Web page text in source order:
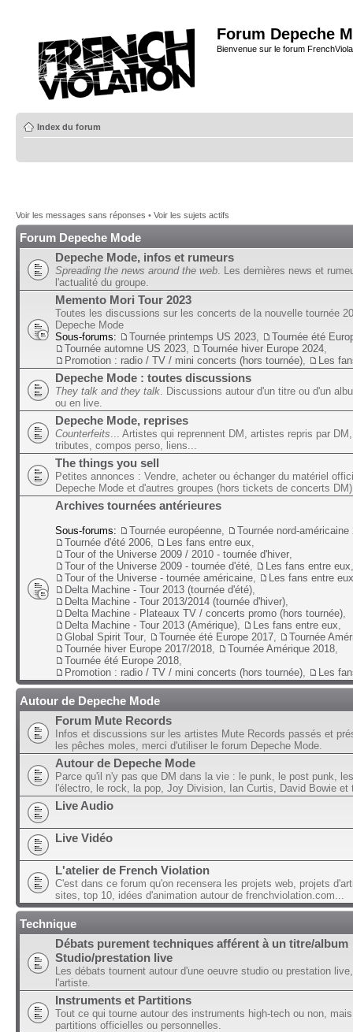
Forum Depeche
Bienvenue sur le forum
Index du forum
Voir les messages sans réponses • Voir les sujets actifs
Forum Depeche Mode
Depeche Mode, infos et rumeurs
Spreading the news around the web . Les dernières news et
l'actualité du groupe.
Memento Mori Tour 2023
Toutes les discussions sur les concerts de la nouvelle tournée
Depeche Mode
Sous-forums:
Tournée printemps US 2023
Tournée été
Tournée automne US 2023
Tournée hiver Europe 2024
Promotion : radio / TV / mini concerts (hors tournée)
Les
Depeche Mode : toutes discussions
They talk and they talk . Discussions autour d'un titre ou d'un
ou en live.
Depeche Mode, reprises
Counterfeits ... Artistes qui reprennent DM, artistes repris par
tributes, compos perso, liens...
The things you sell
Petites annonces : Vendre, acheter ou échanger du matériel
Depeche Mode et d'autres groupes (hors tickets de concerts DM)
Archives tournées antérieures
Sous-forums: Tournée européenne
Tournée nord-américaine
Tournée d'été 2006
Les fans entre eux
Tour of the Universe 2009 / 2010 - tournée d'hiver
Tour of the Universe 2009 - tournée d'été
Les fans entre eux
Tour of the Universe - tournée américaine
Les fans entre eux
Delta Machine - Tour 2013 (tournée d'été)
Delta Machine - Tour 2013/2014 (tournée d'hiver)
Delta Machine - Plateaux TV / concerts promo (hors tournée)
Delta Machine - Tour 2013 (Amérique)
Les fans entre eux
Global Spirit Tour
Tournée été Europe 2017
Tournée
Tournée hiver Europe 2017/2018
Tournée Amérique 2018
Tournée été Europe 2018
Promotion : radio / TV / mini concerts (hors tournée)
Les
Autour de Depeche Mode
Forum Mute Records
Infos et discussions sur les artistes Mute Records passés et
les pêches moles, merci d'utiliser le forum Depeche Mode.
Autour de Depeche Mode
Parce qu'il n'y pas que DM dans la vie : le punk, le post punk,
l'électro, le rock, la pop, Joy Division, Ian Curtis, David Bowie et
Live Audio
Live Vidéo
L'atelier de French Violation
C'est dans ce forum qu'on recensera les projets web, projets
sites, top 10, idées d'animation autour de frenchviolation.com...
Technique
Débats purement techniques afférent à un titre/album
Studio/prestation live
Les débats tournent autour d'une oeuvre studio ou prestation
l'artiste.
Instruments et Partitions
Tout ce qui tourne autour des instruments high-tech ou non,
partitions officielles ou personnelles.